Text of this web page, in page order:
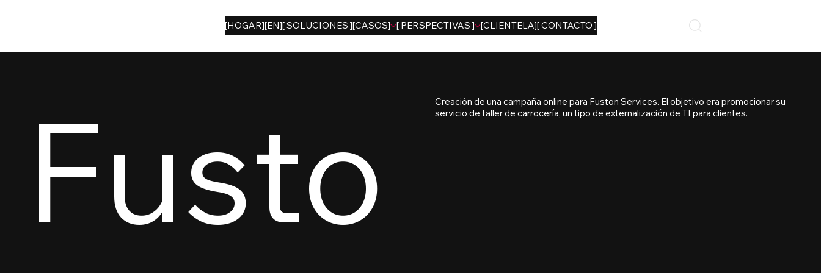
[HOGAR][EN][ SOLUCIONES ][CASOS] [ PERSPECTIVAS ] [CLIENTELA][ CONTACTO ]
Fusto
Creación de una campaña online para Fuston Services. El objetivo era promocionar su
servicio de taller de carrocería, un tipo de externalización de TI para clientes.